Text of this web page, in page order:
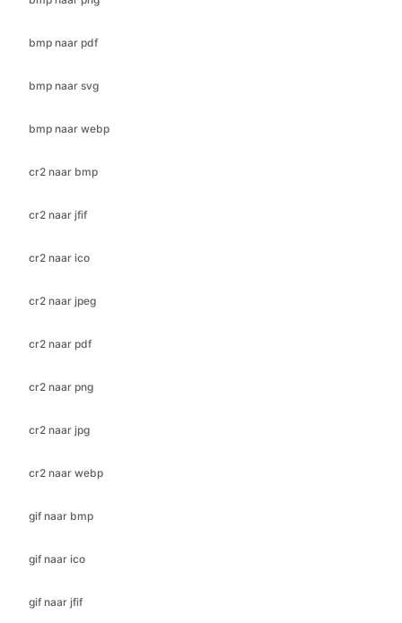
bmp naar svg
bmp naar webp
cr2 naar bmp
cr2 naar jfif
cr2 naar ico
cr2 naar jpeg
cr2 naar pdf
cr2 naar png
cr2 naar jpg
cr2 naar webp
gif naar bmp
gif naar ico
gif naar jfif
gif naar jpeg
gif naar jpg